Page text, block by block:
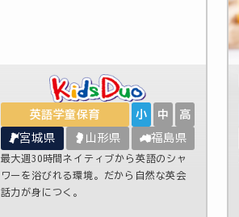
英語学童保育 小 中 高
宮城県 山形県 福島県
最大週30時間ネイティブから英語のシャ
ワーを浴びれる環境。だから自然な英会
話力が身につく。